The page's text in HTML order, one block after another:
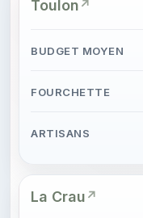
Toulon
La Crau